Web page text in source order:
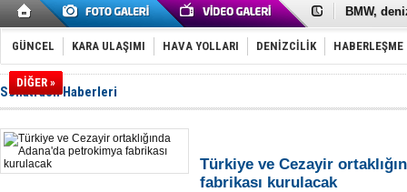
BMW,
Kiralık
VW'de üst
Ünye
Otomobil
HAVAŞ 21
GÜNCEL KARA ULAŞIMI HAVA YOLLARI DENİZCİLİK HABERLEŞME
DİĞER »
Sonatrach Haberleri
Türkiye ve Cezayir
fabrikası kurulacak